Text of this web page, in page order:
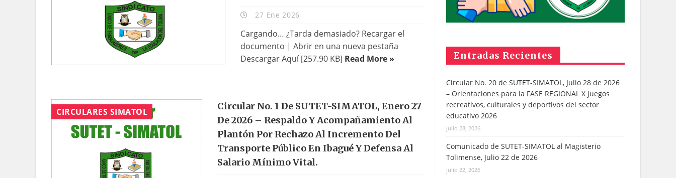
27 Ene 2026
Cargando… ¿Tarda demasiado? Recargar el
documento | Abrir en una nueva pestaña
Descargar Aquí [257.90 KB] Read More »
CIRCULARES SIMATOL
Circular No. 1 De SUTET-SIMATOL, Enero 27
De 2026 – Respaldo Y Acompañamiento Al
Plantón Por Rechazo Al Incremento Del
Transporte Público En Ibagué Y Defensa Al
Salario Mínimo Vital.
Entradas Recientes
Circular No. 20 de SUTET-SIMATOL, Julio 28 de 2026
– Orientaciones para la FASE REGIONAL X juegos
recreativos, culturales y deportivos del sector
educativo 2026
julio 28, 2026
Comunicado de SUTET-SIMATOL al Magisterio
Tolimense, Julio 22 de 2026
julio 22, 2026